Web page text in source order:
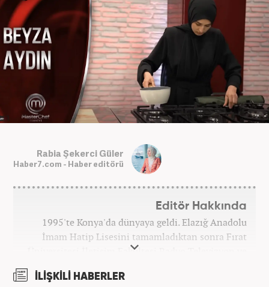
Rabia Şekerci Güler
Haber7.com - Haber editörü
Editör Hakkında
1995'te Konya'da dünyaya geldi. Elazığ Anadolu
İmam Hatip Lisesini tamamladıktan sonra Fırat
Üniversitesi İletişim Fakültesi Radyo Televizyon ve
Ardından Fırat Üniversitesi Sosyal Bilimler
İLİŞKİLİ HABERLER